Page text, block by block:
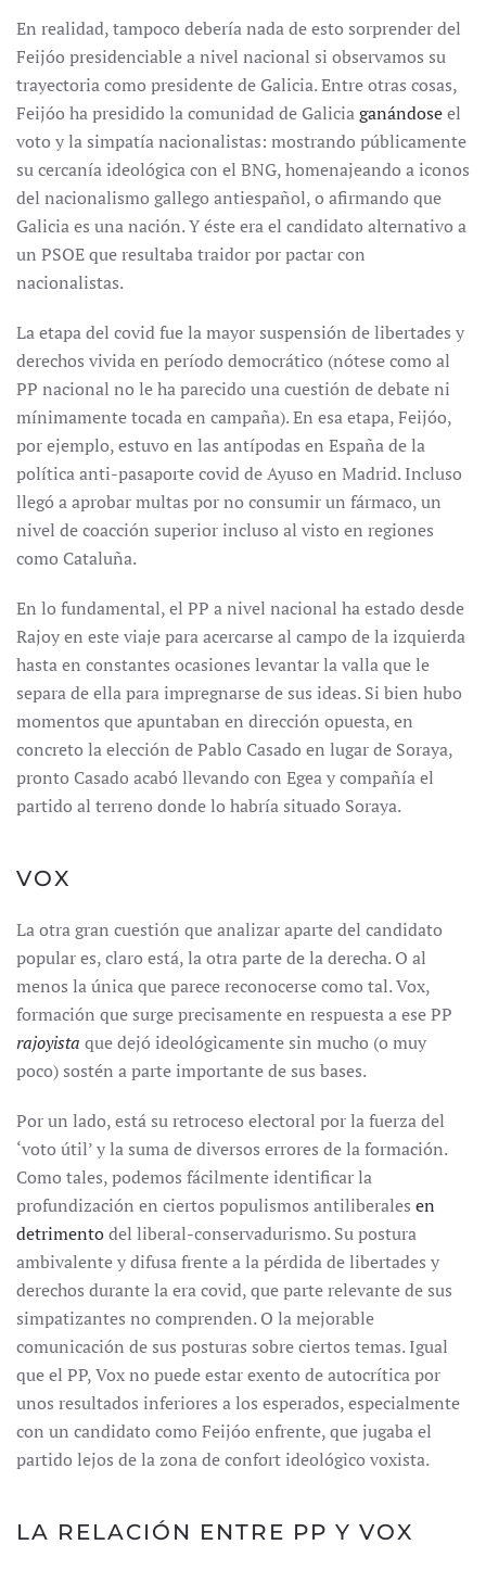
En realidad, tampoco debería nada de esto sorprender del
Feijóo presidenciable a nivel nacional si observamos su
trayectoria como presidente de Galicia. Entre otras cosas,
Feijóo ha presidido la comunidad de Galiciaganándoseel
voto y la simpatía nacionalistas: mostrando públicamente
su cercanía ideológica con el BNG, homenajeando a iconos
del nacionalismo gallego antiespañol, o afirmando que
Galicia es una nación. Y éste era el candidato alternativo a
un PSOE que resultaba traidor por pactar con
nacionalistas.
La etapa del covid fue la mayor suspensión de libertades y
derechos vivida en período democrático (nótese como al
PP nacional no le ha parecido una cuestión de debate ni
mínimamente tocada en campaña). En esa etapa, Feijóo,
por ejemplo, estuvo en las antípodas en España de la
política anti-pasaporte covid de Ayuso en Madrid. Incluso
llegó a aprobar multas por no consumir un fármaco, un
nivel de coacción superior incluso al visto en regiones
como Cataluña.
En lo fundamental, el PP a nivel nacional ha estado desde
Rajoy en este viaje para acercarse al campo de la izquierda
hasta en constantes ocasiones levantar la valla que le
separa de ella para impregnarse de sus ideas. Si bien hubo
momentos que apuntaban en dirección opuesta, en
concreto la elección de Pablo Casado en lugar de Soraya,
pronto Casado acabó llevando con Egea y compañía el
partido al terreno donde lo habría situado Soraya.
VOX
La otra gran cuestión que analizar aparte del candidato
popular es, claro está, la otra parte de la derecha. O al
menos la única que parece reconocerse como tal. Vox,
formación que surge precisamente en respuesta a ese PP
rajoyista que dejó ideológicamente sin mucho (o muy
poco) sostén a parte importante de sus bases.
Por un lado, está su retroceso electoral por la fuerza del
‘voto útil’ y la suma de diversos errores de la formación.
Como tales, podemos fácilmente identificar la
profundización en ciertos populismos antiliberales en
detrimentodel liberal-conservadurismo. Su postura
ambivalente y difusa frente a la pérdida de libertades y
derechos durante la era covid, que parte relevante de sus
simpatizantes no comprenden. O la mejorable
comunicación de sus posturas sobre ciertos temas. Igual
que el PP, Vox no puede estar exento de autocrítica por
unos resultados inferiores a los esperados, especialmente
con un candidato como Feijóo enfrente, que jugaba el
partido lejos de la zona de confort ideológico voxista.
LA RELACIÓN ENTRE PP Y VOX